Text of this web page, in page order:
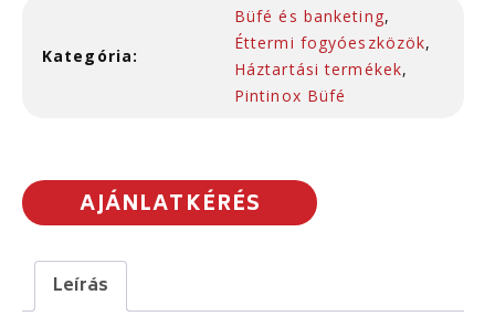
Kategória:
Büfé és banketing,
Éttermi fogyóeszközök,
Háztartási termékek,
Pintinox Büfé
AJÁNLATKÉRÉS
Leírás